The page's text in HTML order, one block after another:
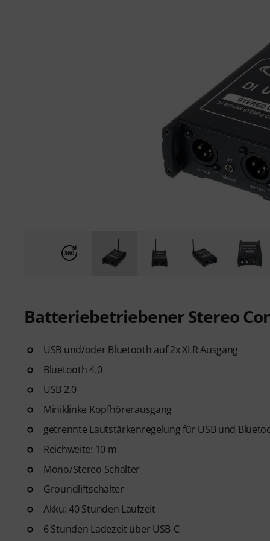
Batteriebetriebener Stereo
USB und/oder Bluetooth auf 2x XLR Ausgang
Bluetooth 4.0
USB 2.0
Miniklinke Kopfhörerausgang
getrennte Lautstärkenregelung für USB und
Reichweite: 10 m
Mono/Stereo Schalter
Groundliftschalter
Akku: 40 Stunden Laufzeit
6 Stunden Ladezeit über USB-C